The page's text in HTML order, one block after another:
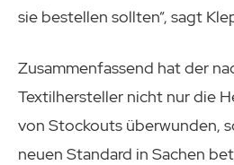
sie bestellen sollten“, sagt
Zusammenfassend hat der
Textilhersteller nicht nur die
von Stockouts überwunden,
neuen Standard in Sachen